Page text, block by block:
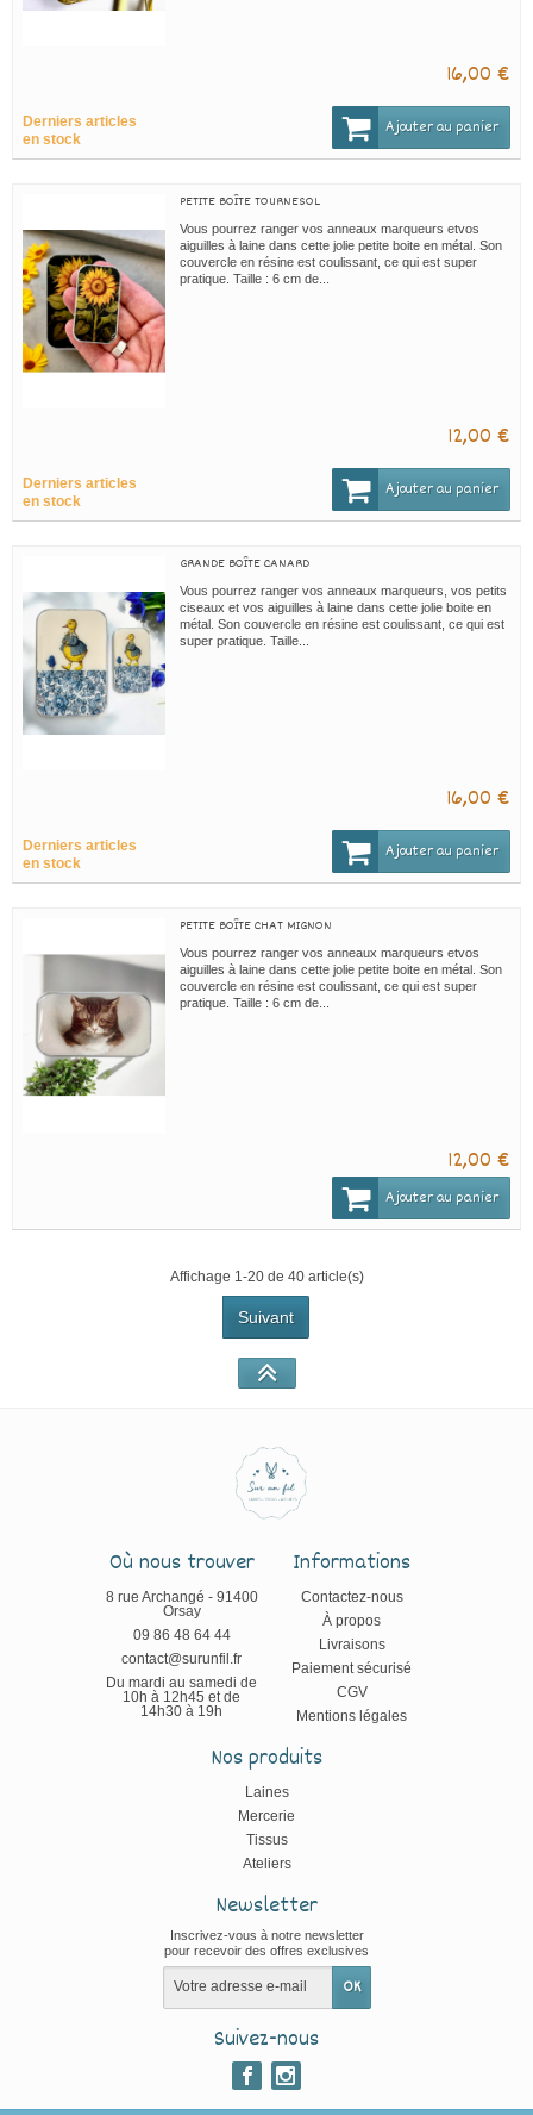
16,00 €
Derniers articles
en stock
Ajouter au panier
PETITE BOÎTE TOURNESOL
Vous pourrez ranger vos anneaux marqueurs etvos
aiguilles à laine dans cette jolie petite boite en métal. Son
couvercle en résine est coulissant, ce qui est super
pratique. Taille : 6 cm de...
12,00 €
Derniers articles
en stock
Ajouter au panier
GRANDE BOÎTE CANARD
Vous pourrez ranger vos anneaux marqueurs, vos petits
ciseaux et vos aiguilles à laine dans cette jolie boite en
métal. Son couvercle en résine est coulissant, ce qui est
super pratique. Taille...
16,00 €
Derniers articles
en stock
Ajouter au panier
PETITE BOÎTE CHAT MIGNON
Vous pourrez ranger vos anneaux marqueurs etvos
aiguilles à laine dans cette jolie petite boite en métal. Son
couvercle en résine est coulissant, ce qui est super
pratique. Taille : 6 cm de...
12,00 €
Ajouter au panier
Affichage 1-20 de 40 article(s)
Suivant
Où nous trouver
8 rue Archangé - 91400
Orsay
09 86 48 64 44
contact@surunfil.fr
Du mardi au samedi de
10h à 12h45 et de
14h30 à 19h
Informations
Contactez-nous
À propos
Livraisons
Paiement sécurisé
CGV
Mentions légales
Nos produits
Laines
Mercerie
Tissus
Ateliers
Newsletter
Inscrivez-vous à notre newsletter
pour recevoir des offres exclusives
Suivez-nous